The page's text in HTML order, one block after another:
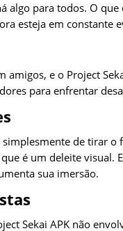
algo para todos. O
esteja em constante
amigos, e o Project
para enfrentar
simplesmente de tirar
é um deleite visual.
sua imersão.
Sekai APK não